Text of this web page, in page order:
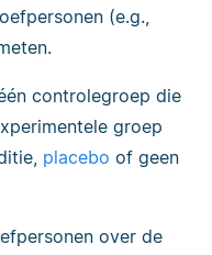
(e.g.,
controlegroep die
groep
placebo of geen
over de